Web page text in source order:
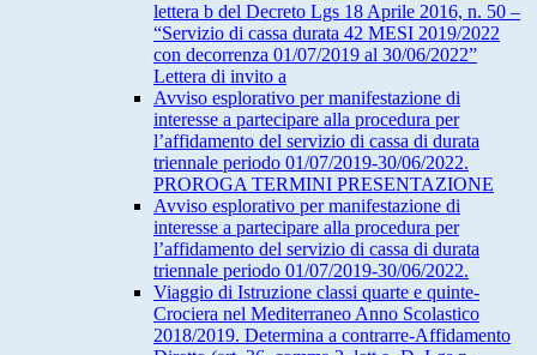
lettera b del Decreto Lgs 18 Aprile 2016, n. 50 –
“Servizio di cassa durata 42 MESI 2019/2022
con decorrenza 01/07/2019 al 30/06/2022”
Lettera di invito a
Avviso esplorativo per manifestazione di
interesse a partecipare alla procedura per
l’affidamento del servizio di cassa di durata
triennale periodo 01/07/2019-30/06/2022.
PROROGA TERMINI PRESENTAZIONE
Avviso esplorativo per manifestazione di
interesse a partecipare alla procedura per
l’affidamento del servizio di cassa di durata
triennale periodo 01/07/2019-30/06/2022.
Viaggio di Istruzione classi quarte e quinte-
Crociera nel Mediterraneo Anno Scolastico
2018/2019. Determina a contrarre-Affidamento